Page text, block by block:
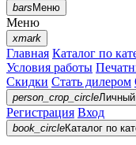
barsМеню
Меню
xmark
Главная Каталог по
Условия работы
Скидки Стать дилером
person_crop_circleЛичный
Регистрация Вход
book_circleКаталог по